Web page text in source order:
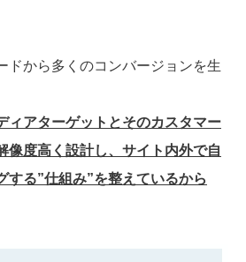
ドから多くのコンバージョンを生
ィアターゲットとそのカスタマー
像度高く設計し、サイト内外で自
する”仕組み”を整えているから